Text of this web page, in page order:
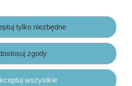
Zapisy prawne
tylko niezbędne
zgody
wszystkie